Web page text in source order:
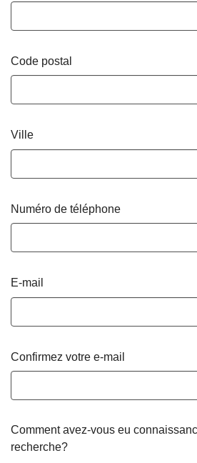
Code postal
Ville
Numéro de téléphone
E-mail
Confirmez votre e-mail
Comment avez-vous eu
recherche?